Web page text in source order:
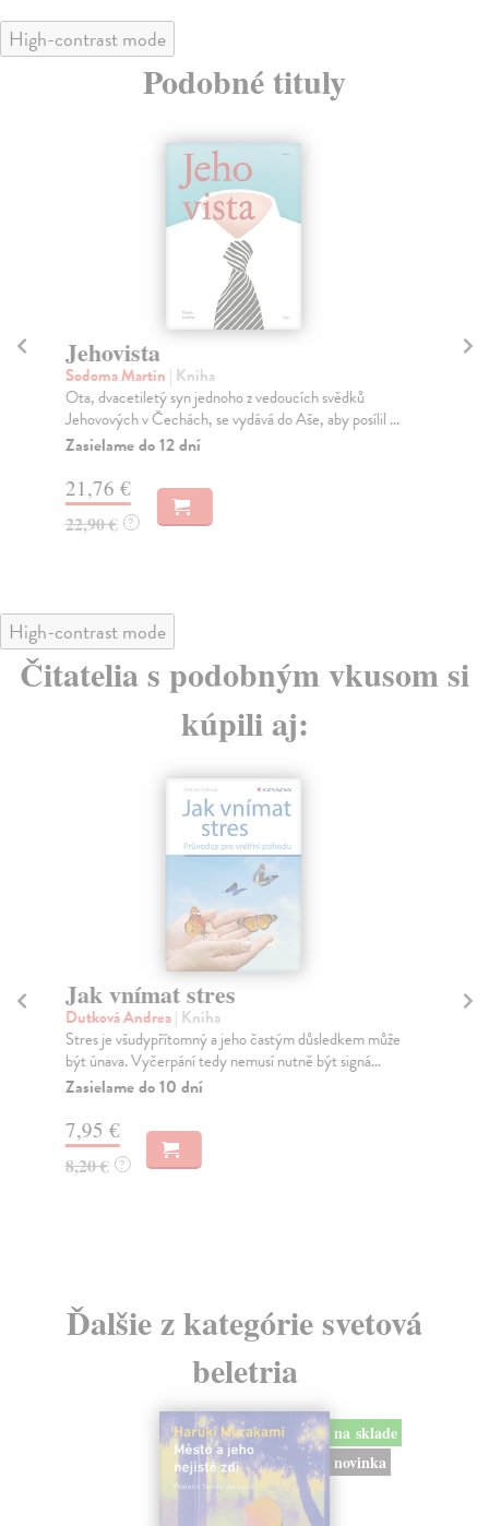
High-contrast mode
Podobné tituly
Jehovista
Sodoma Martin | Kniha
Ota, dvacetiletý syn jednoho z vedoucích svědků
Jehovových v Čechách, se vydává do Aše, aby posílil ...
Zasielame do 12 dní
21,76 €
22,90 € ?
High-contrast mode
Čitatelia s podobným vkusom si
kúpili aj:
Jak vnímat stres
Dutková Andrea| Kniha
Stres je všudypřítomný a jeho častým důsledkem může
být únava. Vyčerpání tedy nemusí nutně být signá...
Zasielame do 10 dní
7,95 €
8,20 € ?
Ďalšie z kategórie svetová
beletria
na sklade
novinka